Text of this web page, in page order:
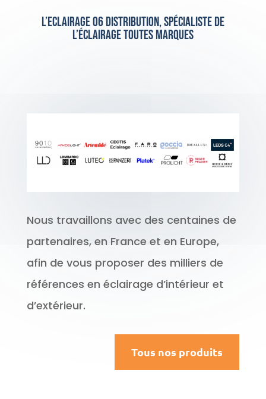
L’Eclairage 06 Distribution, Spécialiste de
l’éclairage toutes marques
Nous travaillons avec des centaines de
partenaires, en France et en Europe,
afin de vous proposer des milliers de
références en éclairage d’intérieur et
d’extérieur.
Tous nos produits